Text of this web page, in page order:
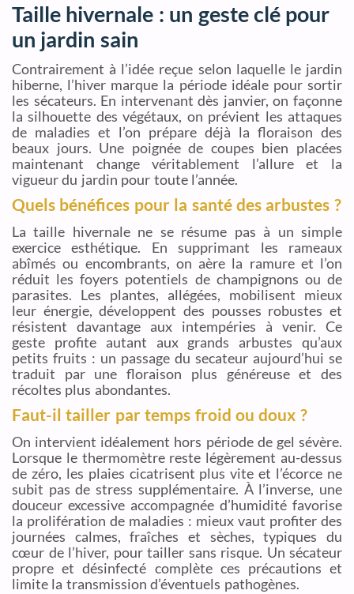
Taille hivernale : un geste clé pour
un jardin sain
Contrairement à l’idée reçue selon laquelle le jardin
hiberne, l’hiver marque la période idéale pour sortir
les sécateurs. En intervenant dès janvier, on façonne
la silhouette des végétaux, on prévient les attaques
de maladies et l’on prépare déjà la floraison des
beaux jours. Une poignée de coupes bien placées
maintenant change véritablement l’allure et la
vigueur du jardin pour toute l’année.
Quels bénéfices pour la santé des arbustes ?
La taille hivernale ne se résume pas à un simple
exercice esthétique. En supprimant les rameaux
abîmés ou encombrants, on aère la ramure et l’on
réduit les foyers potentiels de champignons ou de
parasites. Les plantes, allégées, mobilisent mieux
leur énergie, développent des pousses robustes et
résistent davantage aux intempéries à venir. Ce
geste profite autant aux grands arbustes qu’aux
petits fruits : un passage du secateur aujourd’hui se
traduit par une floraison plus généreuse et des
récoltes plus abondantes.
Faut-il tailler par temps froid ou doux ?
On intervient idéalement hors période de gel sévère.
Lorsque le thermomètre reste légèrement au-dessus
de zéro, les plaies cicatrisent plus vite et l’écorce ne
subit pas de stress supplémentaire. À l’inverse, une
douceur excessive accompagnée d’humidité favorise
la prolifération de maladies : mieux vaut profiter des
journées calmes, fraîches et sèches, typiques du
cœur de l’hiver, pour tailler sans risque. Un sécateur
propre et désinfecté complète ces précautions et
limite la transmission d’éventuels pathogènes.